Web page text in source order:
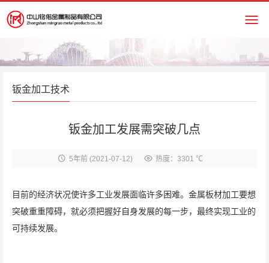
钣金加工技术
钣金加工发展需突破几点
5年前(2021-07-12) 热度：3301 ℃
目前的经济状况使许多工业发展面临许多困难。金属板材加工要想
突破重重障碍，就必须把握好自身发展的每一步，最终实现工业的
可持续发展。